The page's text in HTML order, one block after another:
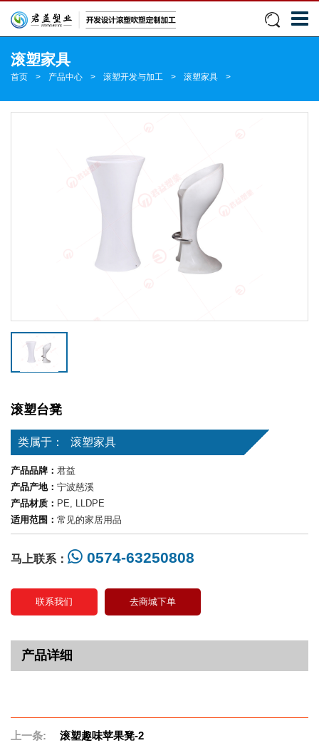
滚塑家具
首页 > 产品中心 > 滚塑开发与加工 > 滚塑家具 >
滚塑台凳
类属于： 滚塑家具
产品品牌： 君益
产品产地： 宁波慈溪
产品材质： PE, LLDPE
适用范围： 常见的家居用品
马上联系： 0574-63250808
联系我们 去商城下单
产品详细
上一条:
滚塑趣味苹果凳-2